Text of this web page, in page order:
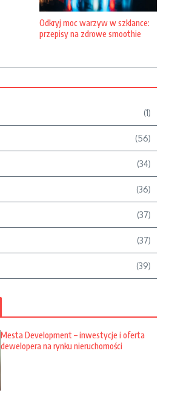
Odkryj moc warzyw w szklance:
przepisy na zdrowe smoothie
(1)
(56)
(34)
(36)
(37)
(37)
(39)
Mesta Development – inwestycje i oferta
dewelopera na rynku nieruchomości